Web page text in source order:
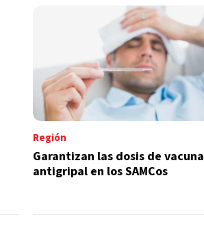
Región
Garantizan las dosis de vacuna
antigripal en los SAMCos